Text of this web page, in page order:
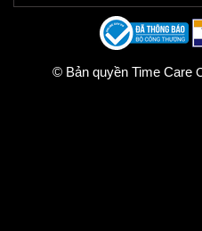
© Bản quyền Time Care